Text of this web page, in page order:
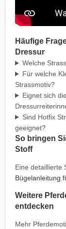
Häufige
Dressur
Welche
Für welche
Strassmotiv?
Eignet sich
Sind Hotfix
geeignet?
So bringen
Stoff
Eine detaillierte
Bügelanleitung
Weitere
entdecken
Mehr